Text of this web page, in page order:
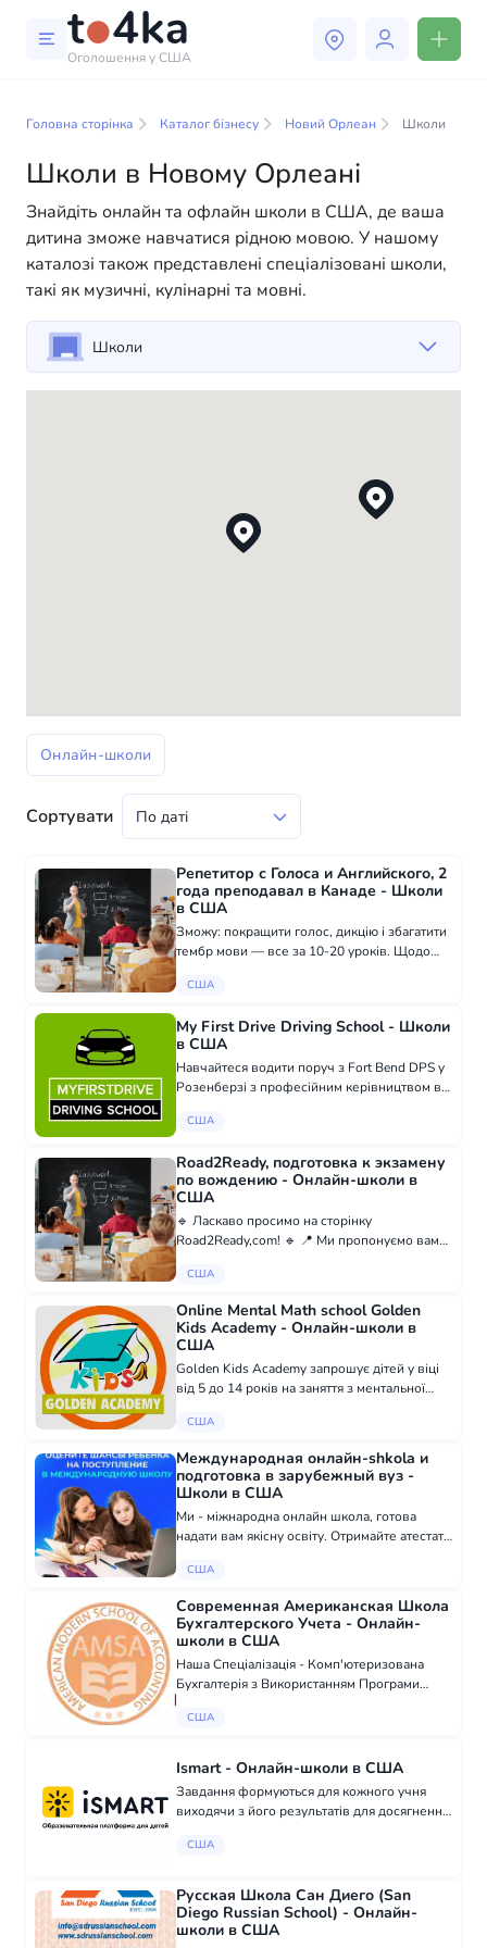
Оголошення у США
Орлеані
У нашому каталозі бізнес-послуг ви знайдете
широкий вибір компаній та спеціалістів, готових
допомогти людям адаптуватися до життя в США. Ми
пропонуємо різноманітні рішення як для фізичних,
так і для юридичних осіб, щоб зробити ваше життя в
Америці більш комфортним та зручним. Від
професійних консультацій до повсякденної
допомоги — у нас є все необхідне для успішного
Головна сторінка Каталог бізнесу Новий Орлеан Школи
Школи в Новому Орлеані
Знайдіть онлайн та офлайн школи в США, де ваша
дитина зможе навчатися рідною мовою. У нашому
каталозі також представлені спеціалізовані школи,
такі як музичні, кулінарні та мовні.
Школи
Онлайн-школи
Сортувати
Репетитор с Голоса и Английского, 2
года преподавал в Канаде - Школи
в США
Зможу: покращити голос, дикцію і збагатити
тембр мови — все за 10-20 уроків. Щодо
прибрати акцент і розмовляти. Дам
Хоч...
США
My First Drive Driving School - Школи
в США
Навчайтеся водити поруч з Fort Bend DPS у
Розенберзі з професійним керівництвом від
та дорослих до успішного проходження
США
Road2Ready, подготовка к экзамену
по вождению - Онлайн-школи в
США
🔹 Ласкаво просимо на сторінку
Road2Ready,com! 🔹 📍 Ми пропонуємо вам
іспиту з водіння за допомогою наших
Наша місія - до...
США
Online Mental Math school Golden
Kids Academy - Онлайн-школи в
США
Golden Kids Academy запрошує дітей у віці
від 5 до 14 років на заняття з ментальної
двічі на тиждень, тривалістю 55 хвилин з
США
Международная онлайн-shkola и
подготовка в зарубежный вуз -
Школи в США
Ми - міжнародна онлайн школа, готова
надати вам якісну освіту. Отримайте атестат
міжнародний, і відкрийте двері до кращого
дізнайте...
США
Современная Американская Школа
Бухгалтерского Учета - Онлайн-
школи в США
Наша Спеціалізація - Комп'ютеризована
Бухгалтерія з Використанням Програми
Бухгалтерії - це освітній заклад, що
дистанційної осві...
США
Ismart - Онлайн-школи в США
Завдання формуються для кожного учня
виходячи з його результатів для досягнення
Отримати безкоштовні 30 завдань можна за
пропонуємо і...
США
Русская Школа Сан Диего (San
Diego Russian School) - Онлайн-
школи в США